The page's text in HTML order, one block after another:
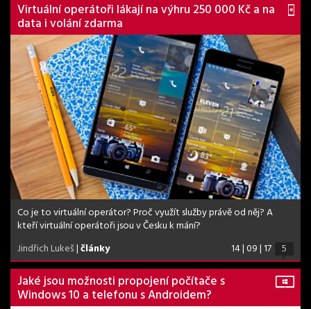
Virtuální operátoři lákají na výhru 250 000 Kč a na
data i volání zdarma
Co je to virtuální operátor? Proč využít služby právě od něj? A
kteří virtuální operátoři jsou v Česku k mání?
Jindřich Lukeš|články 14 | 09 | 17 5
Jaké jsou možnosti propojení počítače s
Windows 10 a telefonu s Androidem?